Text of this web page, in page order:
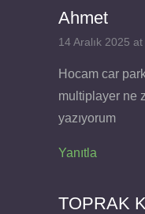
Ahmet
14 Aralık 2025
Hocam car
multiplayer ne
yazıyorum
Yanıtla
TOPRAK